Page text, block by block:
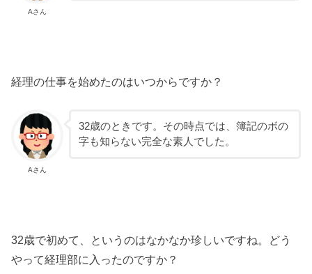
Aさん
経理の仕事を始めたのはいつからですか？
Aさん
32歳のときです。その時点では、簿記のボの
字も知らない完全な素人でした。
32歳で初めて、というのはなかなか珍しいですね。どう
やって経理部に入ったのですか？